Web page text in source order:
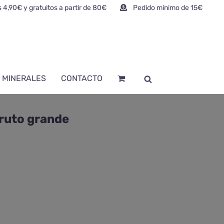
4,90€ y gratuitos a partir de 80€ Pedido mínimo de 15€
MINERALES CONTACTO
grande